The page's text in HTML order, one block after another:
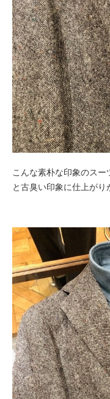
こんな素朴な印象のスー
と古臭い印象に仕上がり